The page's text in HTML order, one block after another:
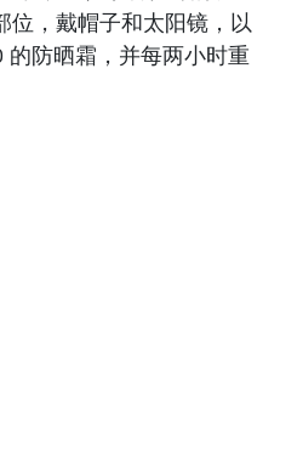
位，戴帽子和太阳镜，以
防晒霜，并每两小时重